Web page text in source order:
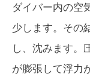
ダイバー内の空
少します。その
し、沈みます。
が膨張して浮力